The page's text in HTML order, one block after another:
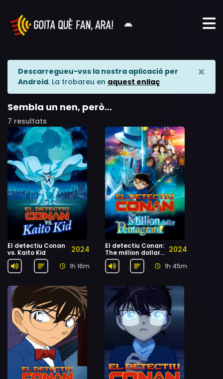
Descarregueu-vos la nostra aplicació per
Android. La trobareu en aquest enllaç
×
Sembla un nen, però...
7 resultats
El detectiu Conan
vs. Kaito Kid
2024
1h 16m
El detectiu Conan:
The million dollar
pentagram
2024
1h 45m